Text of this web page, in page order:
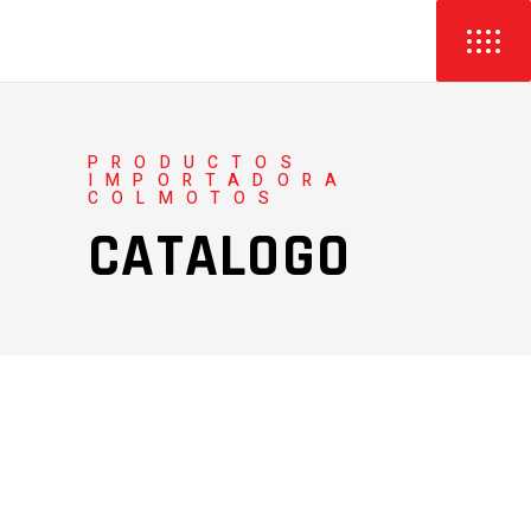
PRODUCTOS
IMPORTADORA
COLMOTOS
CATALOGO